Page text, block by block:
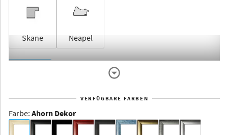
Skane Neapel
Dakota -
VERFÜGBARE FARBEN
Farbe: Ahorn Dekor